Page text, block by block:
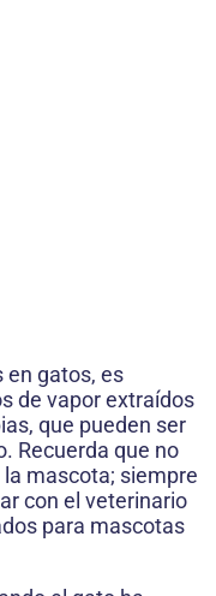
en gatos, es
de vapor extraídos
que pueden ser
Recuerda que no
mascota; siempre
con el veterinario
para mascotas